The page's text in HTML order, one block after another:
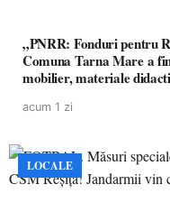
„PNRR: Fonduri pentru
Comuna Tarna Mare a
mobilier, materiale
acum 1 zi
LOCALE